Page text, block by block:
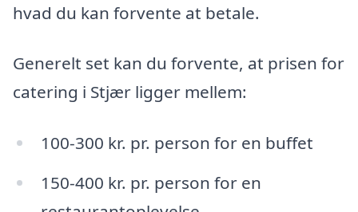
hvad du kan forvente at betale.
Generelt set kan du forvente, at prisen for
catering i Stjær ligger mellem:
100-300 kr. pr. person for en buffet
150-400 kr. pr. person for en